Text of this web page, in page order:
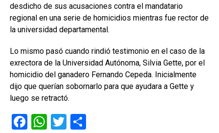
desdicho de sus acusaciones contra el mandatario
regional en una serie de homicidios mientras fue rector de
la universidad departamental.
Lo mismo pasó cuando rindió testimonio en el caso de la
exrectora de la Universidad Autónoma, Silvia Gette, por el
homicidio del ganadero Fernando Cepeda. Inicialmente
dijo que querían sobornarlo para que ayudara a Gette y
luego se retractó.
F
W T